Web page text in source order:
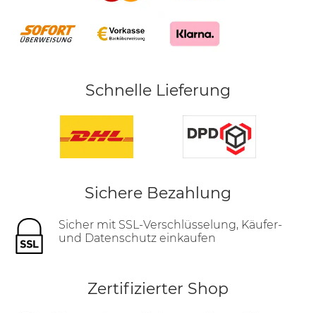
Schnelle Lieferung
Sichere Bezahlung
Sicher mit SSL-Verschlüsselung, Käufer-
und Datenschutz einkaufen
Zertifizierter Shop